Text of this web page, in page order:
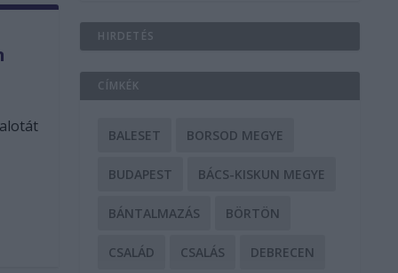
HIRDETÉS
CÍMKÉK
BALESET BORSOD MEGYE
BUDAPEST BÁCS-KISKUN MEGYE
BÁNTALMAZÁS BÖRTÖN
CSALÁD CSALÁS DEBRECEN